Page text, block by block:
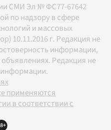
СМИ Эл № ФС77-67642
по надзору в сфере
и массовых
10.11.2016 г. Редакция не
информации,
Редакция не
применяются
в соответствии с